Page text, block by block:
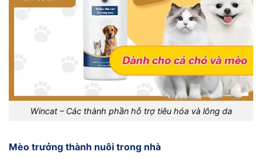
Wincat – Các thành phần hỗ trợ tiêu hóa và lông da
Mèo trưởng thành nuôi trong nhà